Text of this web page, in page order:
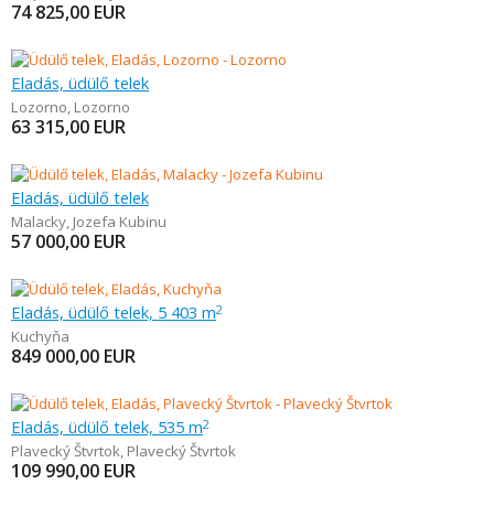
74 825,00 EUR
Eladás, üdülő telek
Lozorno, Lozorno
63 315,00 EUR
Eladás, üdülő telek
Malacky, Jozefa Kubinu
57 000,00 EUR
Eladás, üdülő telek, 5 403 m2
Kuchyňa
849 000,00 EUR
Eladás, üdülő telek, 535 m2
Plavecký Štvrtok, Plavecký Štvrtok
109 990,00 EUR